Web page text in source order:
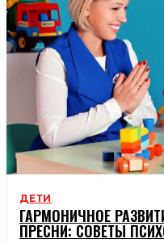
ДЕТИ
ГАРМОНИЧНОЕ
ПРЕСНИ: СОВЕТЫ